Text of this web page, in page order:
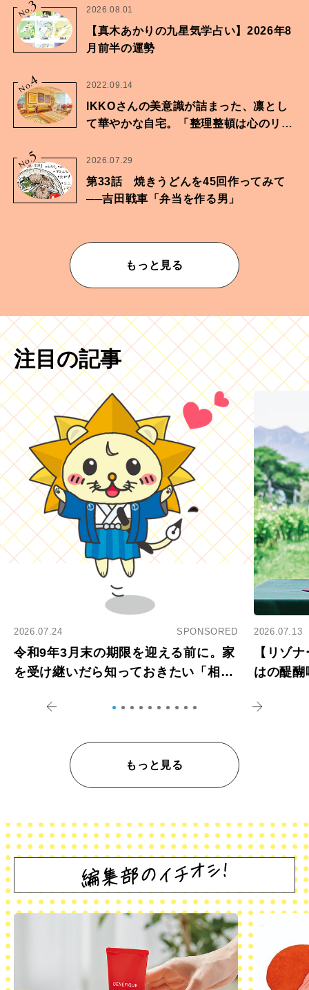
No.
3 2026.08.01
【真木あかりの九星気学占い】2026年8
月前半の運勢
No.
4 2022.09.14
IKKOさんの美意識が詰まった、凛とし
て華やかな自宅。「整理整頓は心のリズ
No.
5 2026.07.29
第33話 焼きうどんを45回作ってみて
──吉田戦車「弁当を作る男」
もっと見る
注目の記事
2026.07.24 SPONSORED
令和9年3月末の期限を迎える前に。家
を受け継いだら知っておきたい「相続
2026.07.13
【リゾ
はの醍
もっと見る